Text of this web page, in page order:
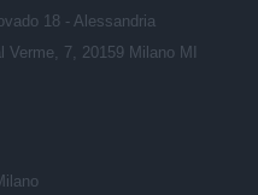
18 - Alessandria
7, 20159 Milano MI